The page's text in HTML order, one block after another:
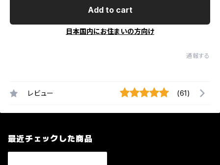
Add to cart
日本国内にお住まいの方向け
通報する
レビュー (61)
最近チェックした商品